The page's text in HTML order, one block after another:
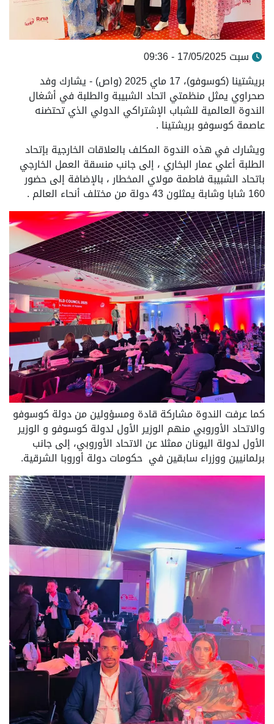
سبت 17/05/2025 - 09:36
بريشتينا (كوسوفو)، 17 ماي 2025 (واص) - يشارك وفد
صحراوي يمثل منظمتي اتحاد الشبيبة والطلبة في أشغال
الندوة العالمية للشباب الإشتراكي الدولي الذي تحتضنه
عاصمة كوسوفو بريشتينا .
ويشارك في هذه الندوة المكلف بالعلاقات الخارجية بإتحاد
الطلبة أعلي عمار البخاري ، إلى جانب منسقة العمل الخارجي
باتحاد الشبيبة فاطمة مولاي المخطار ، بالإضافة إلى حضور
160 شابا وشابة يمثلون 43 دولة من مختلف أنحاء العالم .
كما عرفت الندوة مشاركة قادة ومسؤولين من دولة كوسوفو
والاتحاد الأوروبي منهم الوزير الأول لدولة كوسوفو و الوزير
الأول لدولة اليونان ممثلا عن الاتحاد الأوروبي، إلى جانب
برلمانيين ووزراء سابقين في حكومات دولة أوروبا الشرقية.